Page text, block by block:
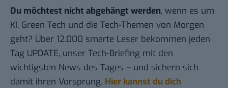
Du möchtest nicht abgehängt werden, wenn es um
KI, Green Tech und die Tech-Themen von Morgen
geht? Über 12.000 smarte Leser bekommen jeden
Tag UPDATE, unser Tech-Briefing mit den
wichtigsten News des Tages – und sichern sich
damit ihren Vorsprung. Hier kannst du dich